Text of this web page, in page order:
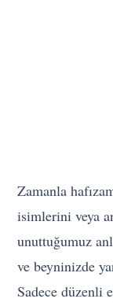
Zamanla
isimlerini veya
unuttuğumuz
ve beyninizde
Sadece düzenli